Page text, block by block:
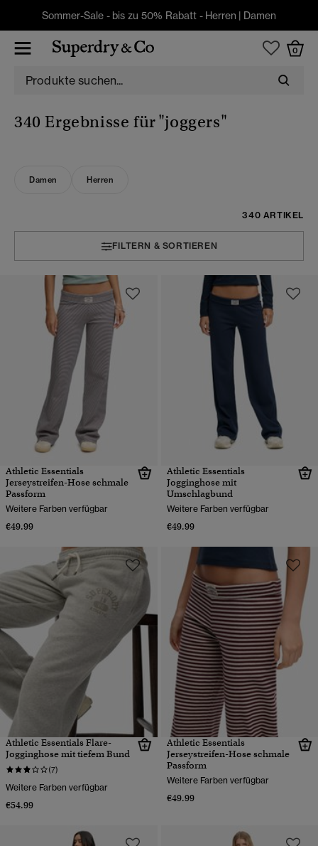
Sommer-Sale - bis zu 50% Rabatt - Herren | Damen
0
340 Ergebnisse für"joggers"
Damen Herren
340 ARTIKEL
FILTERN & SORTIEREN
Athletic Essentials
Jerseystreifen-Hose schmale
Passform
Weitere Farben verfügbar
€49.99
Athletic Essentials
Jogginghose mit
Umschlagbund
Weitere Farben verfügbar
€49.99
Athletic Essentials Flare-
Jogginghose mit tiefem Bund
(7)
Weitere Farben verfügbar
€54.99
Athletic Essentials
Jerseystreifen-Hose schmale
Passform
Weitere Farben verfügbar
€49.99